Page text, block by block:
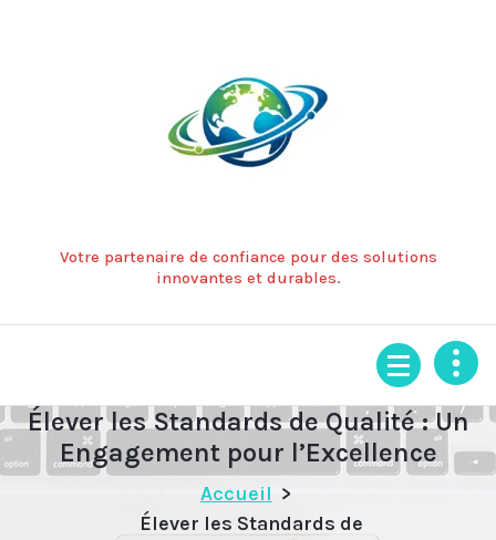
Votre partenaire de confiance pour des solutions
innovantes et durables.
Élever les Standards de Qualité : Un
Engagement pour l’Excellence
Accueil >
Élever les Standards de